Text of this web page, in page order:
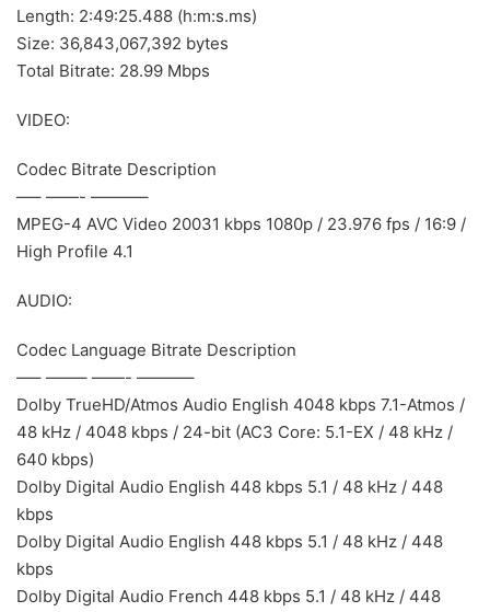
Length: 2:49:25.488 (h:m:s.ms)
Size: 36,843,067,392 bytes
Total Bitrate: 28.99 Mbps
VIDEO:
Codec Bitrate Description
—– ——- ———–
MPEG-4 AVC Video 20031 kbps 1080p / 23.976 fps / 16:9 /
High Profile 4.1
AUDIO:
Codec Language Bitrate Description
—– ——– ——- ———–
Dolby TrueHD/Atmos Audio English 4048 kbps 7.1-Atmos /
48 kHz / 4048 kbps / 24-bit (AC3 Core: 5.1-EX / 48 kHz /
640 kbps)
Dolby Digital Audio English 448 kbps 5.1 / 48 kHz / 448
kbps
Dolby Digital Audio English 448 kbps 5.1 / 48 kHz / 448
kbps
Dolby Digital Audio French 448 kbps 5.1 / 48 kHz / 448